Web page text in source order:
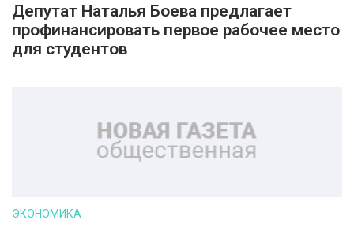
Депутат Наталья Боева предлагает
профинансировать первое рабочее место
для студентов
ЭКОНОМИКА